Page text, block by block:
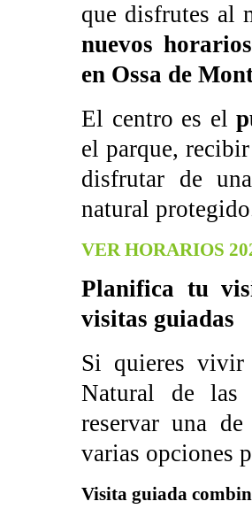
que disfrutes al
nuevos
en Ossa de
El centro es el
el parque,
disfrutar de
natural
VER HORARIOS
Planifica tu
visitas guiadas
Si quieres
Natural de las
reservar una
varias opciones
Visita guiada